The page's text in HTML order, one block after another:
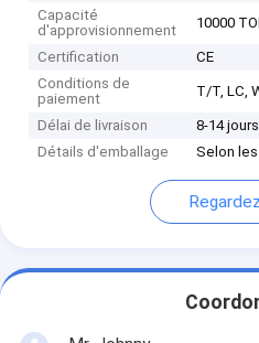
Capacité
d'approvisionnement
10000
Certification
CE
Conditions de
paiement
T/T, LC,
Délai de livraison
8-14 jours
Détails d'emballage
Selon